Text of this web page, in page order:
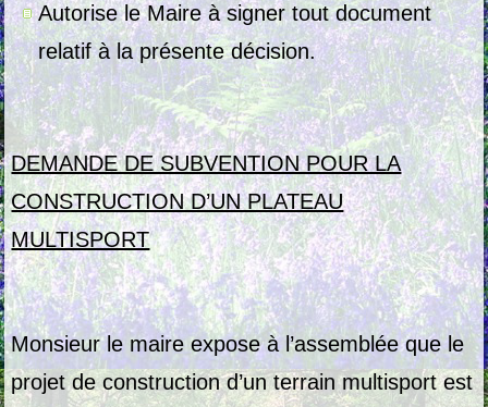
Autorise le Maire à signer tout document
relatif à la présente décision.
DEMANDE DE SUBVENTION POUR LA
CONSTRUCTION D’UN PLATEAU
MULTISPORT
Monsieur le maire expose à l’assemblée que le
projet de construction d’un terrain multisport est